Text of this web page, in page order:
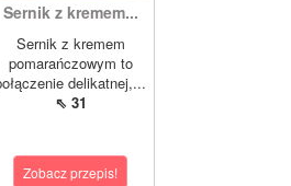
Sernik z kremem...
Sernik z kremem
pomarańczowym to
delikatnej,...
⇖ 31
Zobacz przepis!